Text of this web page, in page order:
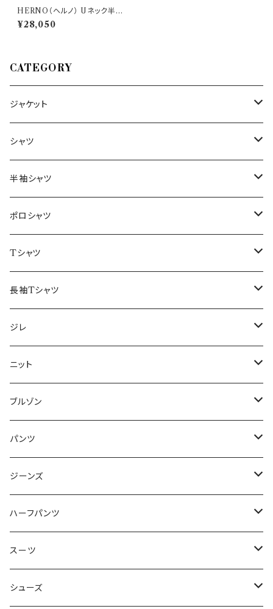
HERNO（ヘルノ） Uネック半袖
Tシャツ JG000144U 52024 3
3248
¥28,050
CATEGORY
ジャケット
～44/S
46/M
48/L
50/XL～
シャツ
～44/S
46/M
48/L
50/XL～
半袖シャツ
～44/S
46/M
48/L
50/XL～
ポロシャツ
～44/S
46/M
48/L
50/XL～
Tシャツ
～44/S
46/M
48/L
50/XL～
長袖Tシャツ
～44/S
46/M
48/L
50/XL～
ジレ
～44/S
46/M
48/L
50/XL～
ニット
～44/S
46/M
48/L
50/XL～
ブルゾン
～44/S
46/M
48/L
50/XL～
パンツ
～44/S
46/M
48/L
50/XL～
ジーンズ
～44/S
46/M
48/L
ハーフパンツ
～44/S
46/M
スーツ
～44/S
シューズ